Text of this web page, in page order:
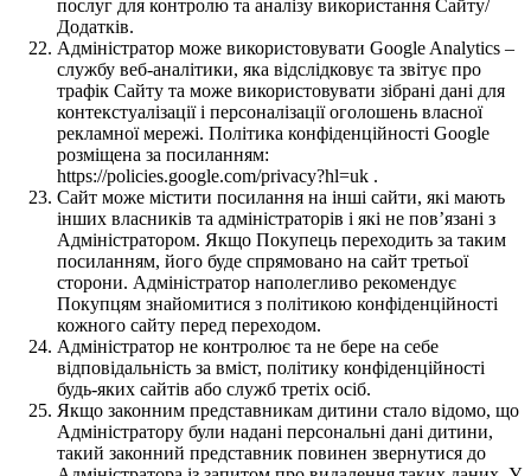
послуг для контролю та аналізу використання Сайту/
Додатків.
Адміністратор може використовувати Google Analytics –
службу веб-аналітики, яка відслідковує та звітує про
трафік Сайту та може використовувати зібрані дані для
контекстуалізації і персоналізації оголошень власної
рекламної мережі. Політика конфіденційності Google
розміщена за посиланням:
https://policies.google.com/privacy?hl=uk .
Сайт може містити посилання на інші сайти, які мають
інших власників та адміністраторів і які не пов’язані з
Адміністратором. Якщо Покупець переходить за таким
посиланням, його буде спрямовано на сайт третьої
сторони. Адміністратор наполегливо рекомендує
Покупцям знайомитися з політикою конфіденційності
кожного сайту перед переходом.
Адміністратор не контролює та не бере на себе
відповідальність за вміст, політику конфіденційності
будь-яких сайтів або служб третіх осіб.
Якщо законним представникам дитини стало відомо, що
Адміністратору були надані персональні дані дитини,
такий законний представник повинен звернутися до